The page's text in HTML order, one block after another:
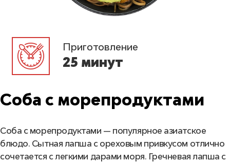
Приготовление
25 минут
Соба с морепродуктами
Соба с морепродуктами — популярное азиатское
блюдо. Сытная лапша с ореховым привкусом отлично
сочетается с легкими дарами моря. Гречневая лапша с